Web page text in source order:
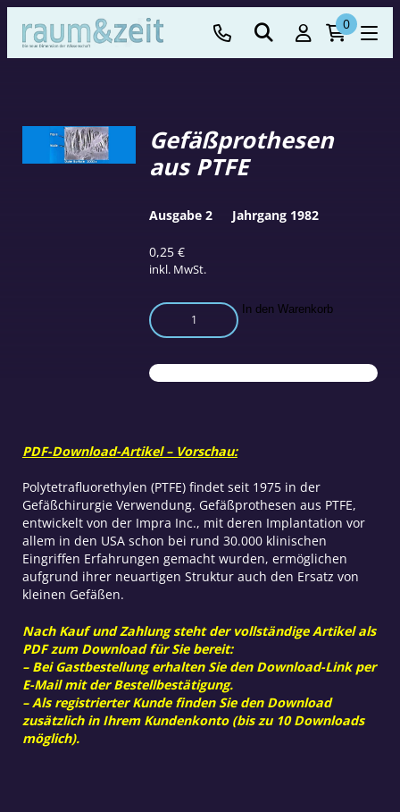
0
Gefäßprothesen
aus PTFE
0,25€
inkl. MwSt.
Gefäßprothesen
aus
Menge
In den Warenkorb
Ausgabe 2 Jahrgang 1982
PDF-Download-Artikel – Vorschau:
Polytetrafluorethylen (PTFE) findet seit 1975 in der
Gefäßchirurgie Verwendung. Gefäßprothesen aus PTFE,
entwickelt von der Impra Inc., mit deren Implantation vor
allem in den USA schon bei rund 30.000 klinischen
Eingriffen Erfahrungen gemacht wurden, ermöglichen
aufgrund ihrer neuartigen Struktur auch den Ersatz von
kleinen Gefäßen.
Nach Kauf und Zahlung steht der vollständige Artikel als
PDF zum Download für Sie bereit:
– Bei Gastbestellung erhalten Sie den Download-Link per
E-Mail mit der Bestellbestätigung.
– Als registrierter Kunde finden Sie den Download
zusätzlich in Ihrem Kundenkonto (bis zu 10 Downloads
möglich).